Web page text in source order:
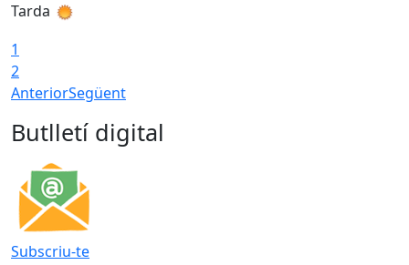
Tarda
1
2
AnteriorSegüent
Butlletí digital
Subscriu-te